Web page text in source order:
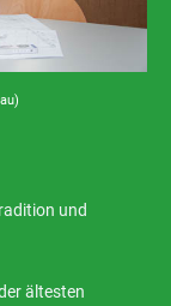
und
ältesten